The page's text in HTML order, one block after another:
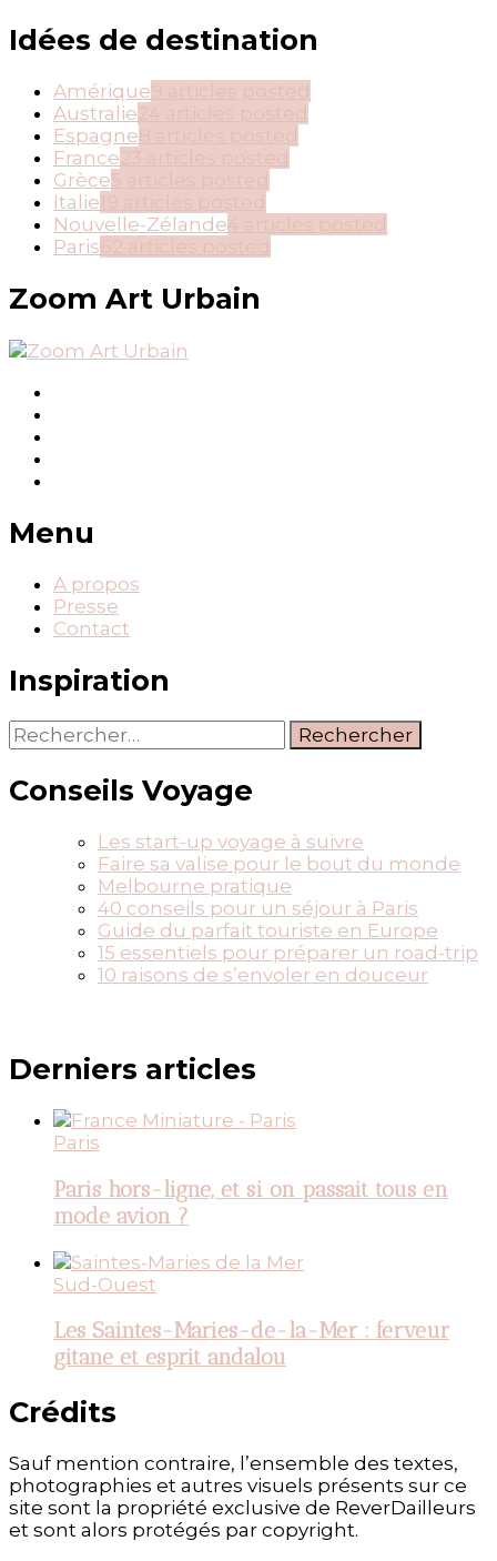
Idées de destination
Amérique
Australie
Espagne
France
Grèce
Italie
Nouvelle-Zélande
Paris
Zoom Art Urbain
Menu
A propos
Presse
Contact
Inspiration
Rechercher :
Conseils Voyage
Les start-up voyage à suivre
Faire sa valise pour le bout du monde
Melbourne pratique
40 conseils pour un séjour à Paris
Guide du parfait touriste en Europe
15 essentiels pour préparer un road-trip
10 raisons de s’envoler en douceur
Derniers articles
Paris
Paris hors-ligne, et si on passait tous en
mode avion ?
Sud-Ouest
Les Saintes-Maries-de-la-Mer : ferveur
gitane et esprit andalou
Crédits
Sauf mention contraire, l’ensemble des textes,
photographies et autres visuels présents sur ce
site sont la propriété exclusive de ReverDailleurs
et sont alors protégés par copyright.